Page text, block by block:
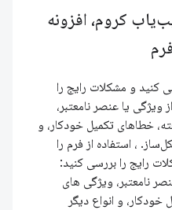
کروم، افزونه
کنید و مشکلات رایج را
ویژگی یا عنصر نامعتبر،
خطاهای تکمیل خودکار، و
، استفاده از فرم را
رایج را بررسی کنید:
نامعتبر، ویژگی های
و انواع دیگر